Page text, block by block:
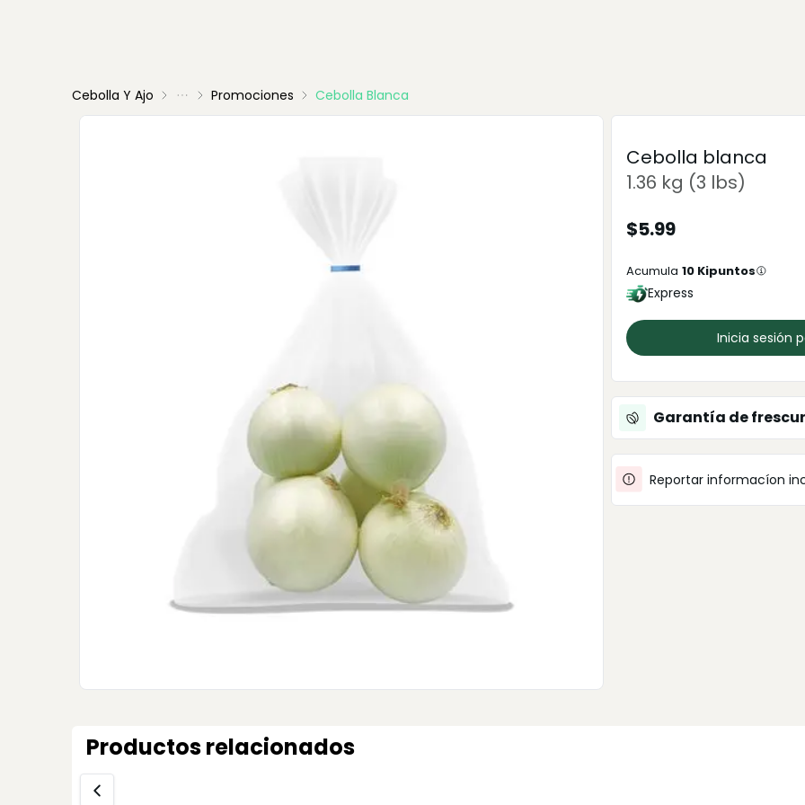
Cebolla Y Ajo Promociones Cebolla Blanca
Cebolla blanca
1.36 kg (3 lbs)
$5.99
Acumula 10 Kipuntos
Express
Inicia sesión
Garantía de
Reportar informacíon
Productos relacionados